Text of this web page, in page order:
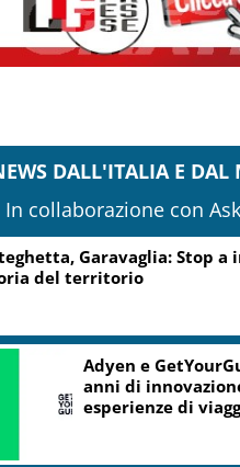
DALL'ITALIA E DAL
In collaborazione con
Garavaglia: Stop a
del territorio
Adyen e
anni di
esperienze di